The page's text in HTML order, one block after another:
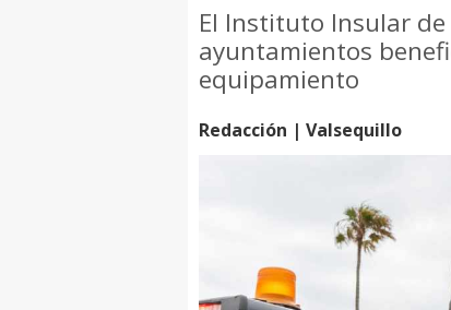
El Instituto Insular
ayuntamientos
equipamiento
Redacción | Valsequillo